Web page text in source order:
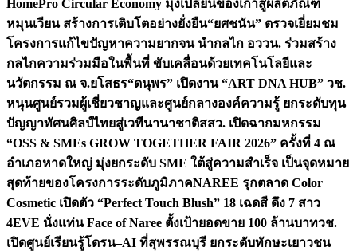
HomePro Circular Economy มุ่งเปลี่ยนของเก่าสู่ผลิตภัณฑ์
หมุนเวียน สร้างการเติบโตอย่างยั่งยืน“ยศชนัน” ตรวจเยี่ยมชม
โครงการแก้ไขปัญหาความยากจน นำกลไก อววน. ร่วมสร้าง
กลไกความร่วมมือในพื้นที่ ขับเคลื่อนด้วยเทคโนโลยีและ
นวัตกรรม ณ จ.ยโสธร“ดนุพร” เปิดงาน “ART DNA HUB” วช.
หนุนศูนย์รวมผู้เชี่ยวชาญและศูนย์กลางองค์ความรู้ ยกระดับทุน
ปัญญาทัศนศิลป์ไทยสู่เวทีนานาชาติสสว. เปิดฉากมหกรรม
“OSS & SMEs GROW TOGETHER FAIR 2026” ครั้งที่ 4 ณ
อำเภอหาดใหญ่ มุ่งยกระดับ SME ใต้สู่ความสำเร็จ เป็นจุดหมาย
สุดท้ายของโครงการระดับภูมิภาคNAREE รุกตลาด Color
Cosmetic เปิดตัว “Perfect Touch Blush” 18 เฉดสี ดึง 7 สาว
4EVE นั่งแท่น Face of Naree ตั้งเป้ายอดขาย 100 ล้านบาทวช.
เปิดศูนย์เรียนรู้โดรน–AI ที่สุพรรณบุรี ยกระดับทักษะเยาวชน